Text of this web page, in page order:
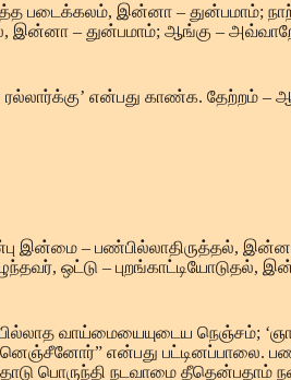
படைக்கலம், இன்னா – துன்பமாம்;
இன்னா – துன்பமாம்; ஆங்கு –
என்பது காண்க. தேற்றம் –
இன்மை – பண்பில்லாதிருத்தல்,
ஒட்டு – புறங்காட்டியோடுதல்,
வாய்மையையுடைய நெஞ்சம்;
என்பது பட்டினப்பாலை.
பொருந்தி நடவாமை தீதென்பதாம்